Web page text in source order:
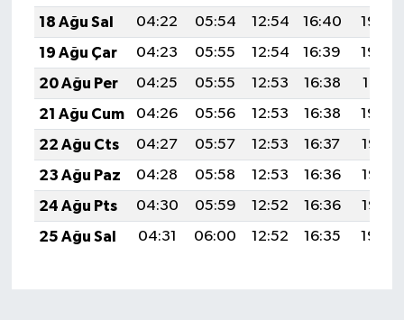
18 Ağu Sal
04:22 05:54 12:54 16:40
19:44
19 Ağu Çar
04:23 05:55 12:54 16:39
19:43
20 Ağu Per
04:25 05:55 12:53 16:38
19:41
21 Ağu Cum
04:26 05:56 12:53 16:38
19:40
22 Ağu Cts
04:27 05:57 12:53 16:37
19:38
23 Ağu Paz
04:28 05:58 12:53 16:36
19:37
24 Ağu Pts
04:30 05:59 12:52 16:36
19:36
25 Ağu Sal
04:31 06:00 12:52 16:35 19:34